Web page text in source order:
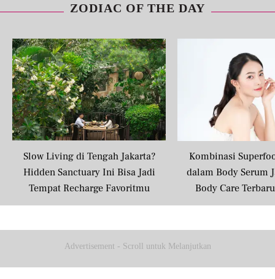
ZODIAC OF THE DAY
Slow Living di Tengah Jakarta?
Hidden Sanctuary Ini Bisa Jadi
Tempat Recharge Favoritmu
Kombinasi
dalam Body Serum
Body Care
Masyarakat
Advertisement - Scroll untuk Melanjutkan